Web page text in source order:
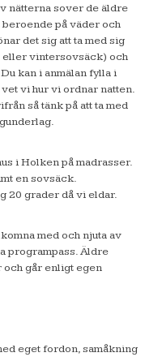
nätterna sover de äldre
på väder och
det sig att ta med sig
eller vintersovsäck) och
kan i anmälan fylla i
vi hur vi ordnar natten.
så tänk på att ta med
i Holken på madrasser.
en sovsäck.
20 grader då vi eldar.
med och njuta av
programpass. Äldre
och går enligt egen
eget fordon, samåkning